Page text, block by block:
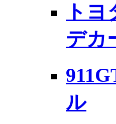
ト
デカ
ル